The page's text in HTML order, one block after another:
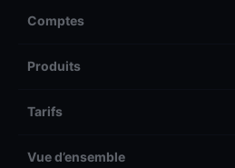
Comptes
Produits
Tarifs
Vue d’ensemble